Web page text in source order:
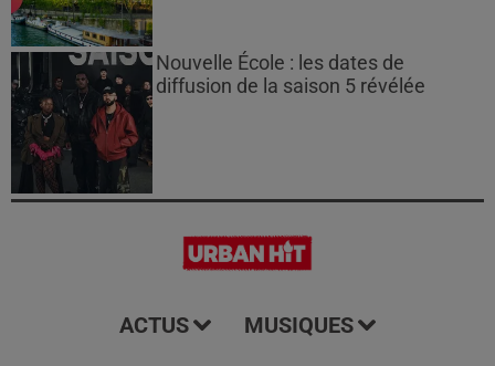
Nouvelle École : les dates de
diffusion de la saison 5 révélée
ACTUS MUSIQUES